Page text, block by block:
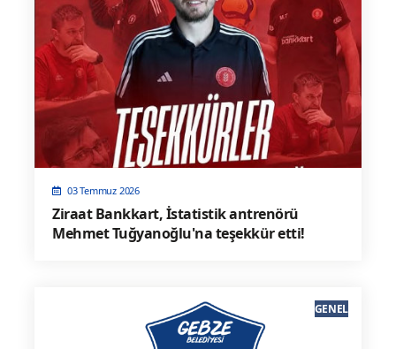
03 Temmuz 2026
Ziraat Bankkart, İstatistik antrenörü
Mehmet Tuğyanoğlu'na teşekkür etti!
GENEL